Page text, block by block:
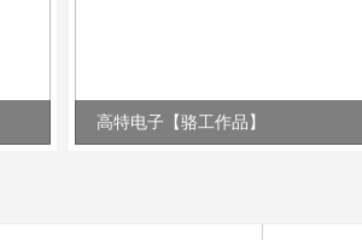
高特电子【骆工作品】